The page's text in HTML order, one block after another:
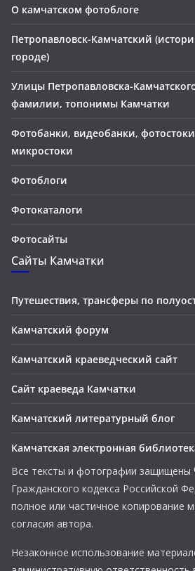
О камчатском фотоблоге
Петропавловск-Камчатский
городе)
Улицы Петропавловска-
фамилии, топонимы Камчатки
Фотобанки, видеобанки,
микростоки
Фотоблоги
Фотокаталоги
Фотосайты
Сайты Камчатки
Путешествия, трансферы по
Камчатский форум
Камчатский краеведческий сайт
Сайт краеведа Камчатки
Камчатский литературный блог
Камчатская электронная
Все тексты и фотографии защищены
Гражданского кодекса Российской
полное или частичное копирование
согласия автора.
Незаконное использование